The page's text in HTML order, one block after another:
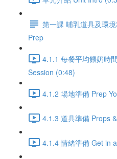
第一課 哺乳道具及環
Prep
4.1.1 每餐平均餵奶時
Session (0:48)
4.1.2 場地準備 Prep
4.1.3 道具準備 Props
4.1.4 情緒準備 Get in